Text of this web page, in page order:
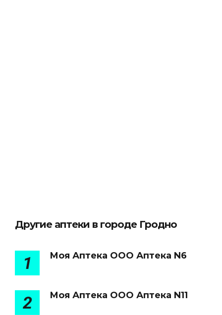
Другие аптеки в городе Гродно
1 Моя Аптека ООО Аптека N6
2 Моя Аптека ООО Аптека N11